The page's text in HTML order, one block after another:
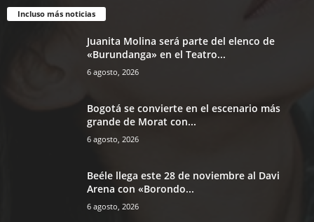
Incluso más noticias
Juanita Molina será parte del elenco de
«Burundanga» en el Teatro...
6 agosto, 2026
Bogotá se convierte en el escenario más
grande de Morat con...
6 agosto, 2026
Beéle llega este 28 de noviembre al Davi
Arena con «Borondo...
6 agosto, 2026